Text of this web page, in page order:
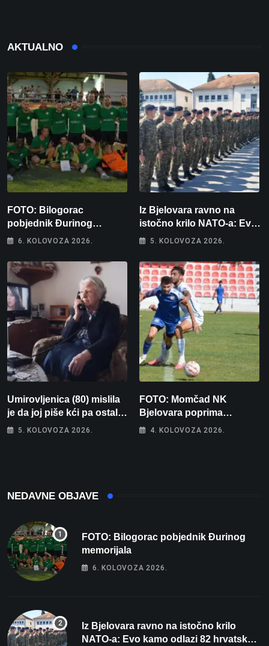
AKTUALNO
FOTO: Bilogorac
pobjednik Đurinog
memorijala
6. KOLOVOZA 2026.
Iz Bjelovara ravno na
istočno krilo NATO-a: Evo
kamo odlazi 82 hrvatska
5. KOLOVOZA 2026.
Umirovljenica (80) mislila
je da joj piše kći pa ostala
bez 1000 eura
5. KOLOVOZA 2026.
FOTO: Momčad NK
Bjelovara poprima
jesenski izgled
4. KOLOVOZA 2026.
NEDAVNE OBJAVE
FOTO: Bilogorac pobjednik Đurinog
memorijala
6. KOLOVOZA 2026.
Iz Bjelovara ravno na istočno krilo
NATO-a: Evo kamo odlazi 82 hrvatska